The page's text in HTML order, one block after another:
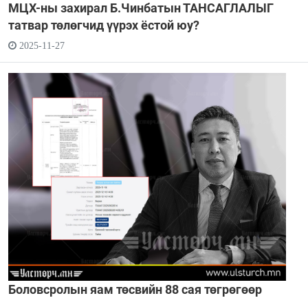
МЦХ-ны захирал Б.Чинбатын ТАНСАГЛАЛЫГ
татвар төлөгчид үүрэх ёстой юу?
2025-11-27
Боловсролын яам төсвийн 88 сая төгрөгөөр